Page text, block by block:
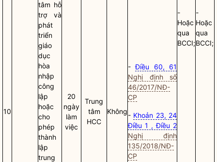
10
tâm hỗ
trợ và
phát
triển
giáo
dục
hòa
nhập
công
lập
hoặc
cho
phép
thành
lập
trung
20
ngày
làm
việc
Trung
tâm
HCC
Không
-Điều 60, 61
Nghị định số
46/2017/NĐ-
CP
- Khoản 23, 24
Điều 1 , Điều 2
Nghị định
135/2018/NĐ-
CP
-
Hoặc
qua
BCCI;
-
Hoặc
qua
BCCI;